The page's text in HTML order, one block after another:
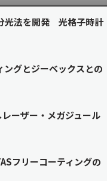
光法を開発 光格子時計
ングとジーベックスとの
ーザー・メガジュール
フリーコーティングの